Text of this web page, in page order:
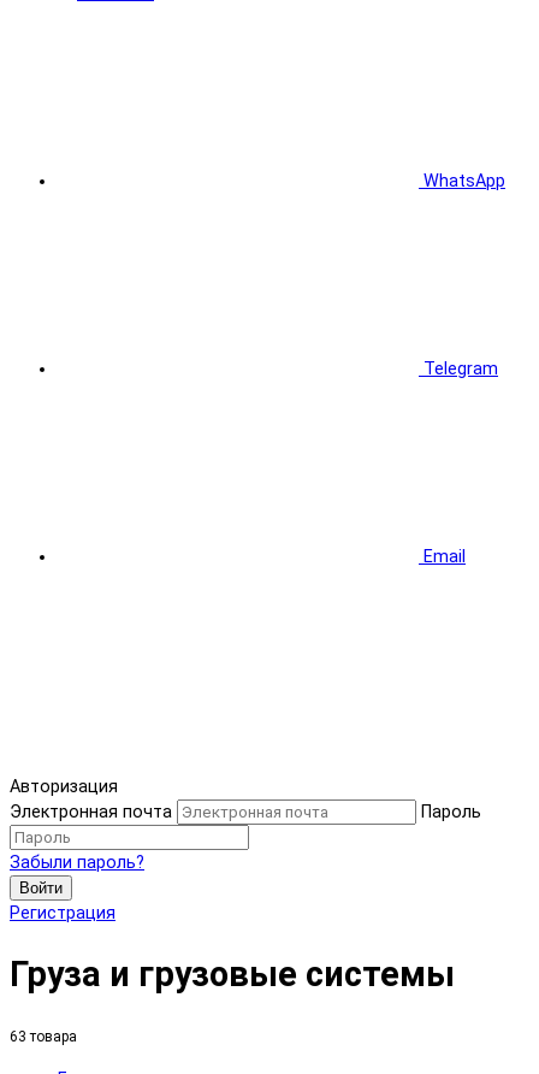
WhatsApp
Telegram
Email
Авторизация
Электронная почта
Пароль
Забыли пароль?
Войти
Регистрация
Груза и грузовые системы
63 товара